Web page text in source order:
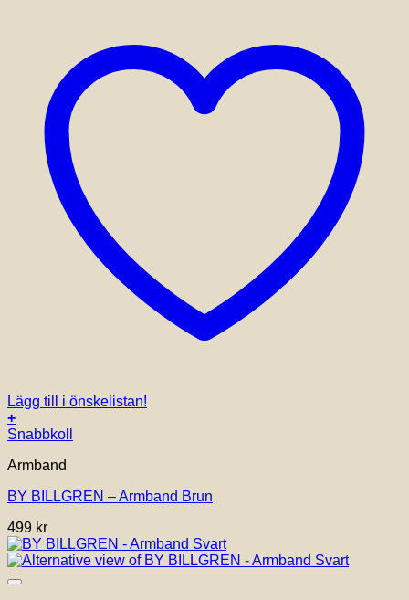
Lägg till i önskelistan!
+
Snabbkoll
Armband
BY BILLGREN – Armband Brun
499 kr